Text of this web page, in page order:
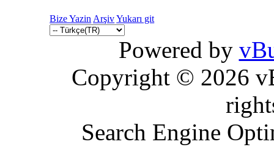
Bize Yazin ArşivYukarı git
Powered by
Copyright © 2026
Search Engine